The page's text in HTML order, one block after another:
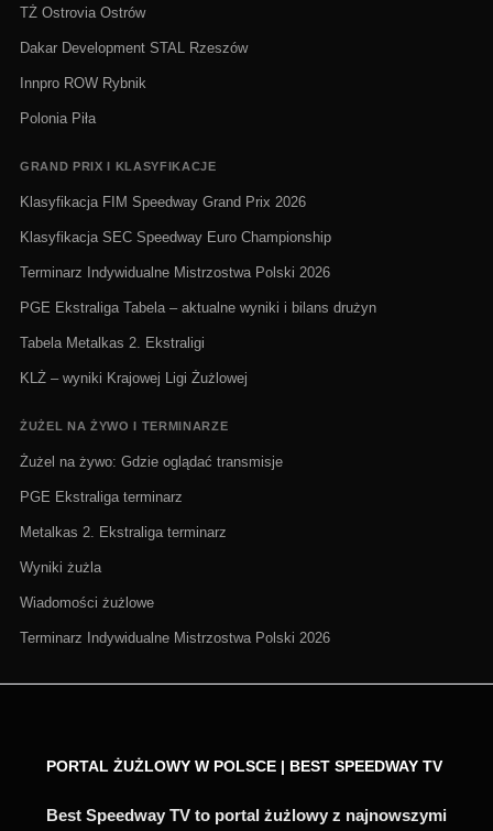
TŻ Ostrovia Ostrów
Dakar Development STAL Rzeszów
Innpro ROW Rybnik
Polonia Piła
GRAND PRIX I KLASYFIKACJE
Klasyfikacja FIM Speedway Grand Prix 2026
Klasyfikacja SEC Speedway Euro Championship
Terminarz Indywidualne Mistrzostwa Polski 2026
PGE Ekstraliga Tabela – aktualne wyniki i bilans drużyn
Tabela Metalkas 2. Ekstraligi
KLŻ – wyniki Krajowej Ligi Żużlowej
ŻUŻEL NA ŻYWO I TERMINARZE
Żużel na żywo: Gdzie oglądać transmisje
PGE Ekstraliga terminarz
Metalkas 2. Ekstraliga terminarz
Wyniki żużla
Wiadomości żużlowe
Terminarz Indywidualne Mistrzostwa Polski 2026
PORTAL ŻUŻLOWY W POLSCE | BEST SPEEDWAY TV
Best Speedway TV to portal żużlowy z najnowszymi